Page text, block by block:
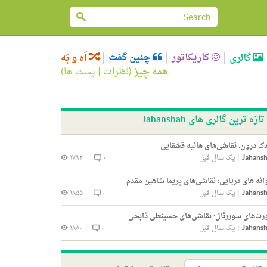
گالری کاریکاتور چنین گفت اَه و بَه
همه چیز(نظرات | پست ها)
تازه ترین گالری های Jahanshah
درون: نقاشی‌های هانیه قشقایی
| یک سال قبل ۰
۱۷۹۳
های دریایی: نقاشی‌های پریما شاهین مقدم
| یک سال قبل ۰
۱۸۵۵
سوررئال: نقاشی‌های حسینعلی ذابحی
| یک سال قبل ۰ ۱۸۸۰